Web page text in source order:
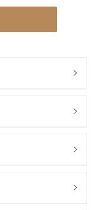



